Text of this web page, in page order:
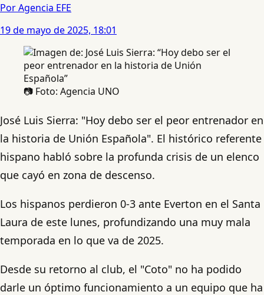
Por Agencia EFE
19 de mayo de 2025, 18:01
📷 Foto: Agencia UNO
José Luis Sierra: "Hoy debo ser el peor entrenador en
la historia de Unión Española". El histórico referente
hispano habló sobre la profunda crisis de un elenco
que cayó en zona de descenso.
Los hispanos perdieron 0-3 ante Everton en el Santa
Laura de este lunes, profundizando una muy mala
temporada en lo que va de 2025.
Desde su retorno al club, el "Coto" no ha podido
darle un óptimo funcionamiento a un equipo que ha